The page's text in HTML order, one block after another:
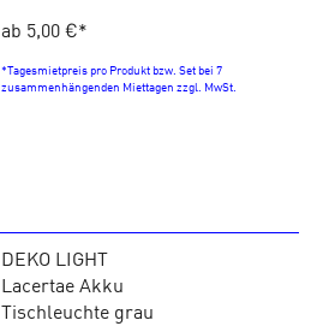
ab 5,00 €*
*Tagesmietpreis pro Produkt bzw. Set bei 7
zusammenhängenden Miettagen zzgl. MwSt.
DEKO LIGHT
Lacertae Akku
Tischleuchte grau